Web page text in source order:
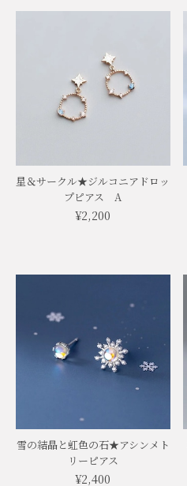
星＆サークル★ジルコニアドロッ
プピアス A
¥2,200
雪の結晶と虹色の石★アシンメト
リーピアス
¥2,400